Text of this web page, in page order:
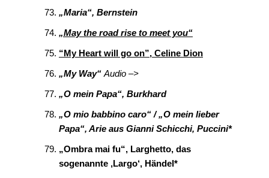
„Maria“, Bernstein
„May the road rise to meet you“
“My Heart will go on”, Celine Dion
„My Way“ Audio –>
„O mein Papa“, Burkhard
„O mio babbino caro“ / „O mein lieber
Papa“, Arie aus Gianni Schicchi, Puccini*
„Ombra mai fu“, Larghetto, das
sogenannte ‚Largo‘, Händel*